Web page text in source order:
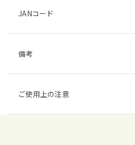
JANコード
備考
ご使用上の注意